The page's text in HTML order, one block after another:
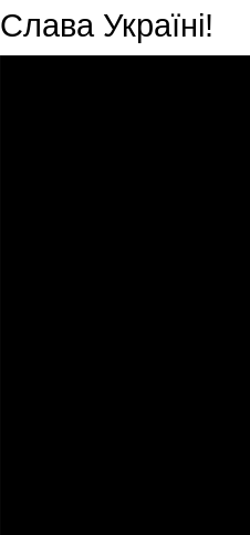
Слава Україні!